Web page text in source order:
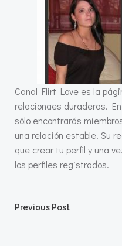
Canal Flirt Love es la
relacionaes duraderas.
sólo encontrarás
una relación estable. Su
que crear tu perfil y una
los perfiles registrados.
Post
Previous Post